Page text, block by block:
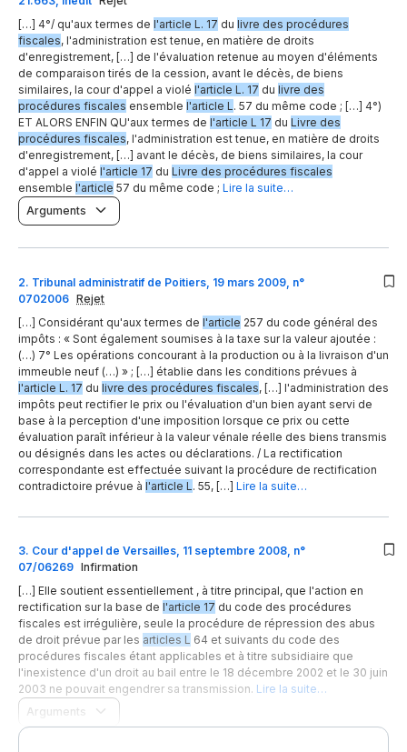
[…] 4°/ qu'aux termes de l'article L. 17 du livre des procédures
fiscales, l'administration est tenue, en matière de droits
d'enregistrement, […] de l'évaluation retenue au moyen d'éléments
de comparaison tirés de la cession, avant le décès, de biens
similaires, la cour d'appel a violé l'article L. 17 du livre des
procédures fiscales ensemble l'article L. 57 du même code ; […] 4°)
ET ALORS ENFIN QU'aux termes de l'article L 17 du Livre des
procédures fiscales, l'administration est tenue, en matière de droits
d'enregistrement, […] avant le décès, de biens similaires, la cour
d'appel a violé l'article 17 du Livre des procédures fiscales
ensemble l'article 57 du même code ; Lire la suite…
Arguments
2. Tribunal administratif de Poitiers, 19 mars 2009, n°
0702006 Rejet
[…] Considérant qu'aux termes de l'article 257 du code général des
impôts : « Sont également soumises à la taxe sur la valeur ajoutée :
(…) 7° Les opérations concourant à la production ou à la livraison d'un
immeuble neuf (…) » ; […] établie dans les conditions prévues à
l'article L. 17 du livre des procédures fiscales, […] l'administration des
impôts peut rectifier le prix ou l'évaluation d'un bien ayant servi de
base à la perception d'une imposition lorsque ce prix ou cette
évaluation paraît inférieur à la valeur vénale réelle des biens transmis
ou désignés dans les actes ou déclarations. / La rectification
correspondante est effectuée suivant la procédure de rectification
contradictoire prévue à l'article L . 55, […] Lire la suite…
3. Cour d'appel de Versailles, 11 septembre 2008, n°
07/06269 Infirmation
[…] Elle soutient essentiellement , à titre principal, que l'action en
rectification sur la base de l'article 17 du code des procédures
fiscales est irrégulière, seule la procédure de répression des abus
de droit prévue par les articles L 64 et suivants du code des
procédures fiscales étant applicables et à titre subsidiaire que
l'inexistence d'un droit au bail entre le 18 décembre 2002 et le 30 juin
2003 ne pouvait engendrer sa transmission. Lire la suite…
Arguments